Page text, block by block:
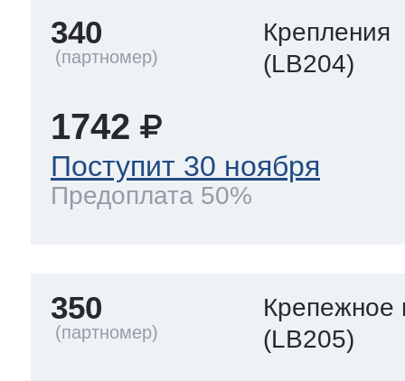
340
Крепления
(LB204)
1742
Поступит 30 ноября
Предоплата 50%
350
Крепежное
(LB205)